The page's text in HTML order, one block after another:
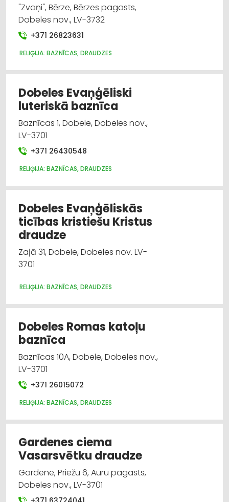
"Zvaņi", Bērze, Bērzes pagasts,
Dobeles nov., LV-3732
+371 26823631
RELIĢIJA: BAZNĪCAS, DRAUDZES
Dobeles Evaņģēliski
luteriskā baznīca
Baznīcas 1, Dobele, Dobeles nov.,
LV-3701
+371 26430548
RELIĢIJA: BAZNĪCAS, DRAUDZES
Dobeles Evaņģēliskās
ticības kristiešu Kristus
draudze
Zaļā 31, Dobele, Dobeles nov. LV-
3701
RELIĢIJA: BAZNĪCAS, DRAUDZES
Dobeles Romas katoļu
baznīca
Baznīcas 10A, Dobele, Dobeles nov.,
LV-3701
+371 26015072
RELIĢIJA: BAZNĪCAS, DRAUDZES
Gardenes ciema
Vasarsvētku draudze
Gardene, Priežu 6, Auru pagasts,
Dobeles nov., LV-3701